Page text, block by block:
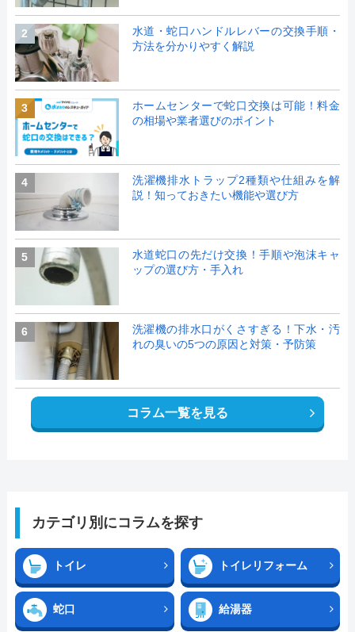
2
水道・蛇口ハンドルレバーの交換手順・
方法を分かりやすく解説
3
ホームセンターで蛇口交換は可能！料金
の相場や業者選びのポイント
4
洗濯機排水トラップ2種類や仕組みを解
説！知っておきたい機能や選び方
5
水道蛇口の先だけ交換！手順や泡沫キャ
ップの選び方・手入れ
6
洗濯機の排水口がくさすぎる！下水・汚
れの臭いの5つの原因と対策・予防策
コラム一覧を見る
カテゴリ別にコラムを探す
トイレ トイレリフォーム
蛇口 給湯器